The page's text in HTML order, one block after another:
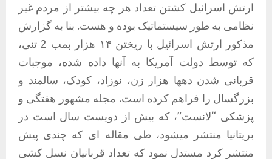
ارتش اسرائیل کشتن تعداد هر چه بیشتر از مردم غیر
نظامی به طور سیستماتیک بوده و هست. بنا به گزارش
مذکور ارتش اسرائیل با ریختن ۱۴ هزار بمب 2 تنی،
که توسط دولت آمریکا به آنها داده شده، موجبات
قربانی شدن دهها هزار زن، نوزاد، کودک، سالمند و
بزرگسال را فراهم کرده است. مجله مشهور هفتگی و
پزشکی “لانست”، که بیش از دویست سال است در
بریتانیا منتشر میشود، طی مقاله ای که چندی پیش
منتشر کرد مستدل نمود که تعداد قربانیان نسل کشی